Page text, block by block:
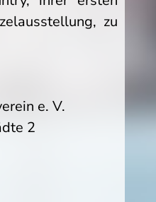
zu
e. V.
2